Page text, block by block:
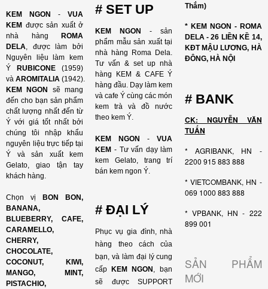
KEM NGON - VUA
KEM được sản xuất ở
nhà hàng ROMA
DELA , được làm bởi
Nguyên liệu làm kem
Ý RUBICONE (1959)
và AROMITALIA (1942).
KEM NGON sẽ mang
đến cho bạn sản phẩm
chất lượng nhất đến từ
Ý với giá tốt nhất bởi
chúng tôi nhập khẩu
nguyên liệu trực tiếp tại
Ý và sản xuất kem
Gelato, giao tận tay
khách hàng.
Chọn vị BON BON,
BANANA,
BLUEBERRY, CAFE,
CARAMELLO,
CHERRY,
CHOCOLATE,
COCONUT, KIWI,
MANGO, MINT,
PISTACHIO,
# SET UP
KEM NGON - sản
phẩm mẫu sản xuất tại
nhà hàng Roma Dela.
Tư vấn & set up nhà
hàng KEM & CAFE Ý
hàng đầu. Dạy làm kem
và cafe Ý cùng các món
kem trà và đồ nước
theo kem Ý.
KEM NGON-VUA
KEM - Tư vấn dạy làm
kem Gelato, trang trí
bán kem ngon Ý.
# ĐẠI LÝ
Phục vụ gia đình, nhà
hàng theo cách của
bạn, và làm đại lý cung
cấpKEM NGON , bạn
sẽ được SUPPORT
Thắm)
* KEM NGON - ROMA
DELA - 26 LIỀN KỀ 14,
KĐT MẬU LƯƠNG, HÀ
ĐÔNG, HÀ NỘI
# BANK
CK: NGUYỄN VĂN
TUẤN
* AGRIBANK, HN -
2200 915 883 888
* VIETCOMBANK, HN -
069 1000 883 888
* VPBANK, HN - 222
899 001
SẢN PHẨM
MỚI